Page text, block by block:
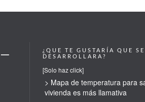
—
¿QUE TE GUSTARÍA QUE SE
DESARROLLARA?
[Solo haz click]
> Mapa de temperatura para
vivienda es más llamativa